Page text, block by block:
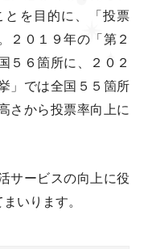
とを目的に、「投票
２０１９年の「第２
５６箇所に、２０２
」では全国５５箇所
さから投票率向上に
サービスの向上に役
いります。